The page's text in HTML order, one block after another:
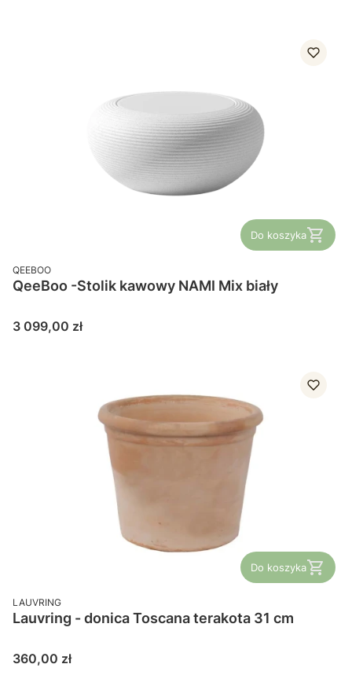
Do koszyka
PRODUCENT
QEEBOO
QeeBoo -Stolik kawowy NAMI Mix biały
Cena
3 099,00 zł
Do koszyka
PRODUCENT
LAUVRING
Lauvring - donica Toscana terakota 31 cm
Cena
360,00 zł